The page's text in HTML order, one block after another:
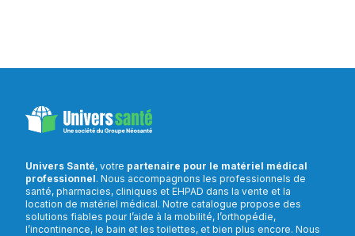
Univers Santé, votre partenaire pour le matériel médical
professionnel. Nous accompagnons les professionnels de
santé, pharmacies, cliniques et EHPAD dans la vente et la
location de matériel médical. Notre catalogue propose des
solutions fiables pour l’aide à la mobilité, l’orthopédie,
l’incontinence, le bain et les toilettes, et bien plus encore. Nous